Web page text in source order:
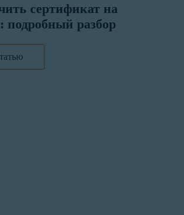
сертификат на
подробный разбор